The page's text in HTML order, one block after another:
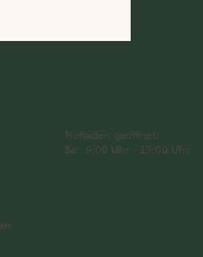
Hofladen geöffnet:
Sa: 9:00 Uhr - 13:00 Uhr